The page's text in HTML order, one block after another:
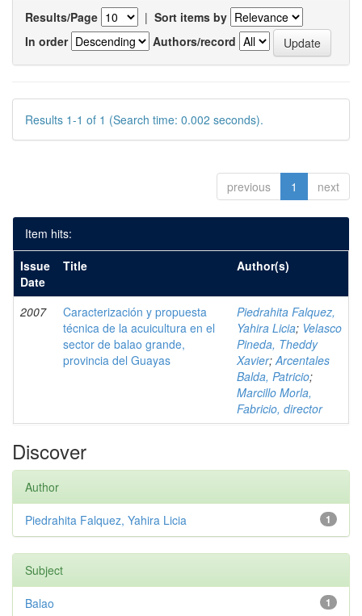
Results/Page | Sort items by
In order
Authors/record
Results 1-1 of 1 (Search time: 0.002 seconds).
previous 1 next
Item hits:
Issue
Date
Title Author(s)
2007
Caracterización y propuesta
técnica de la acuicultura en el
sector de balao grande,
provincia del Guayas
Piedrahita Falquez,
Yahira Licia; Velasco
Pineda, Theddy
Xavier;Arcentales
Balda, Patricio;
Marcillo Morla,
Fabricio, director
Discover
Author
1
Piedrahita Falquez, Yahira Licia
Subject
1
Balao